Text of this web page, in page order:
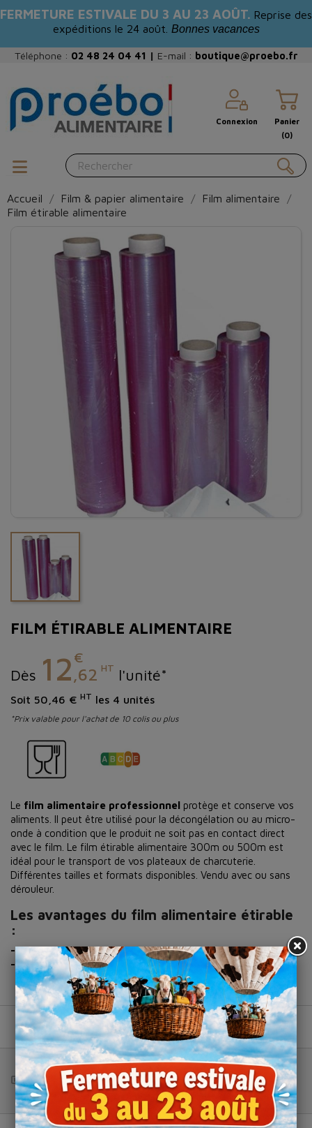
FERMETURE ESTIVALE DU 3 AU 23 AOÛT. Reprise des
expéditions le 24 août. Bonnes vacances
Téléphone : 02 48 24 04 41 | E-mail : boutique@proebo.fr
Connexion
Panier
(0)
Accueil Film & papier alimentaire
Film alimentaire
Film étirable alimentaire
FILM ÉTIRABLE ALIMENTAIRE
Dès 12 €
,62 HT l'unité*
Soit 50,46 € HT les 4 unités
*Prix valable pour l'achat de 10 colis ou plus
Le film alimentaire professionnel protège et conserve vos
aliments. Il peut être utilisé pour la décongélation ou au micro-
onde à condition que le produit ne soit pas en contact direct
avec le film. Le film étirable alimentaire 300m ou 500m est
idéal pour le transport de vos plateaux de charcuterie.
Différentes tailles et formats disponibles. Vendu avec ou sans
dérouleur.
Les avantages du film alimentaire étirable
:
- Facilité d’utilisation: découpe facile grâce au dérouleur.
- Très résistant.
Modèle
Dimensions
(en m)
Colis de Panier
Avec
dérouleur
0.45 x
500
2
Total (HT) :--